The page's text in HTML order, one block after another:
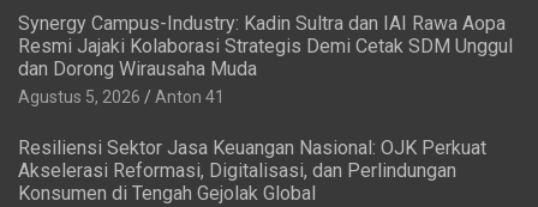
Synergy Campus-Industry: Kadin Sultra dan IAI Rawa Aopa
Resmi Jajaki Kolaborasi Strategis Demi Cetak SDM Unggul
dan Dorong Wirausaha Muda
Agustus 5, 2026 Anton 41
Resiliensi Sektor Jasa Keuangan Nasional: OJK Perkuat
Akselerasi Reformasi, Digitalisasi, dan Perlindungan
Konsumen di Tengah Gejolak Global